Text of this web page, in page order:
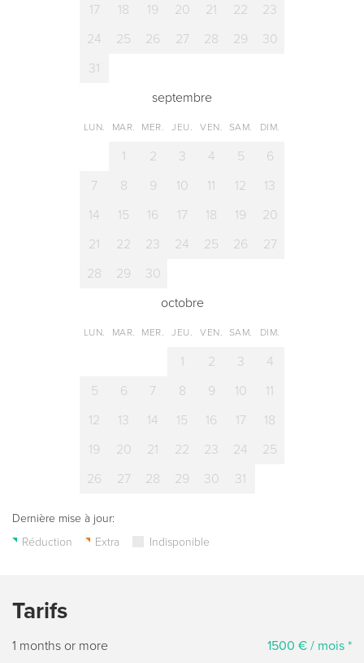
17 18 19 20 21 22
23
24
25 26 27 28 29
30
31
septembre
LUN. MAR. MER. JEU. VEN. SAM. DIM.
1 2 3 4 5
6
7
8 9 10 11 12
13
14
15 16 17 18 19
20
21
22 23 24 25 26
27
28
29
30
octobre
LUN. MAR. MER. JEU. VEN. SAM. DIM.
1 2 3
4
5
6 7 8 9 10
11
12
13 14 15 16 17
18
19
20 21 22 23 24
25
26
27 28 29 30 31
Dernière mise à jour:
Réduction
Extra Indisponible
Tarifs
1 months or more 1500 € / mois *